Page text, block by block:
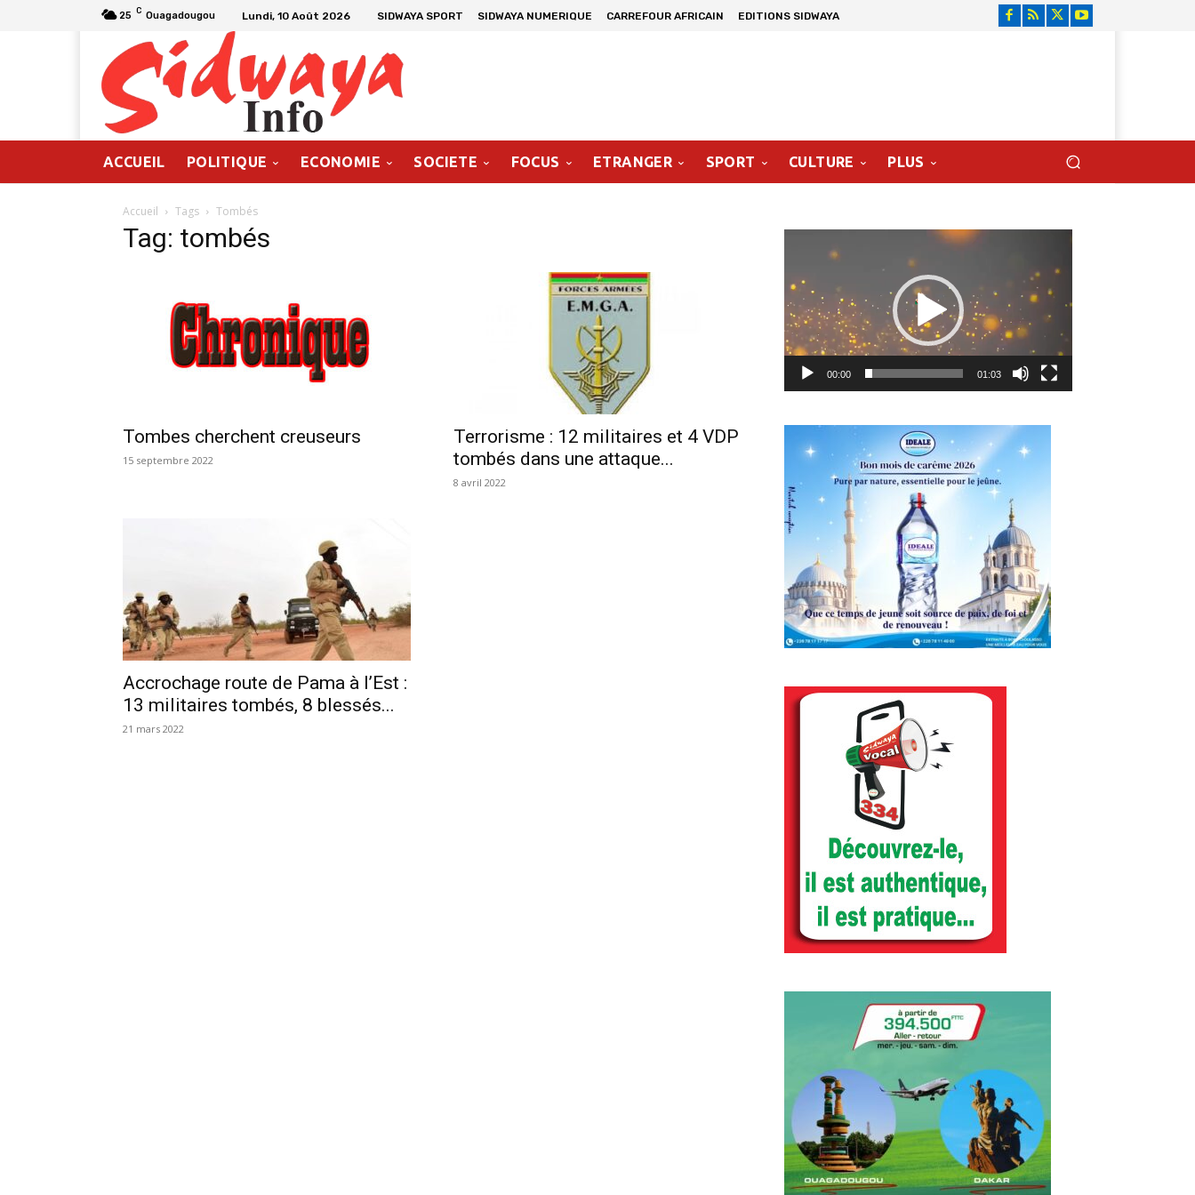
25 C Ouagadougou Lundi, 10 Août 2026 SIDWAYA SPORT SIDWAYA NUMERIQUE CARREFOUR AFRICAIN EDITIONS SIDWAYA
ACCUEIL POLITIQUE ECONOMIE SOCIETE FOCUS ETRANGER SPORT CULTURE PLUS
Accueil Tags Tombés
Tag: tombés
Tombes cherchent creuseurs
15 septembre 2022
Terrorisme : 12 militaires et 4 VDP
tombés dans une attaque...
8 avril 2022
Accrochage route de Pama à l’Est :
13 militaires tombés, 8 blessés...
21 mars 2022
00:00 01:03